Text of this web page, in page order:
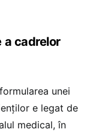
a cadrelor
unei
e legat de
medical, în